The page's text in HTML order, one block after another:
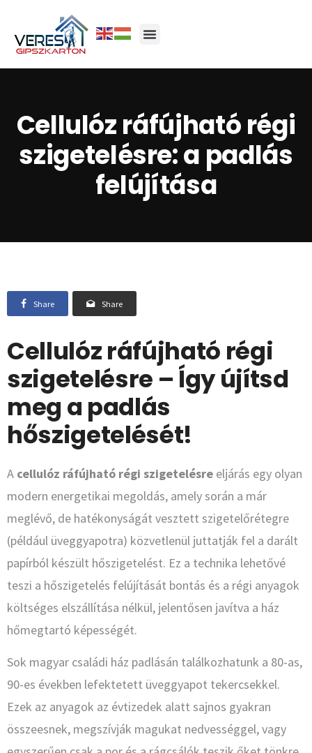
Cellulóz ráfújható régi
szigetelésre: a padlás
felújítása
Share Share
Cellulóz ráfújható régi
szigetelésre – Így újítsd
meg a padlás
hőszigetelését!
A cellulóz ráfújható régi szigetelésre eljárás egy olyan
modern energetikai megoldás, amely során a már
meglévő, de hatékonyságát vesztett szigetelőrétegre
(például üveggyapotra) közvetlenül juttatják fel a darált
papírból készült hőszigetelést. Ez a technika lehetővé
teszi a hőszigetelés felújítását bontás és a régi anyagok
költséges elszállítása nélkül, jelentősen javítva a ház
hőmegtartó képességét.
Sok magyar családi ház padlásán találkozhatunk a 80-as,
90-es években lefektetett üveggyapot tekercsekkel.
Ezek az anyagok az évtizedek alatt sajnos gyakran
összeesnek, megszívják magukat nedvességgel, vagy